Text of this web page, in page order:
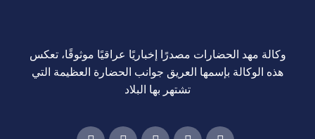
وكالة مهد الحضارات مصدرًا إخباريًا عراقيًا موثوقًا، تعكس
هذه الوكالة بإسمها العريق جوانب الحضارة العظيمة التي
تشتهر بها البلاد